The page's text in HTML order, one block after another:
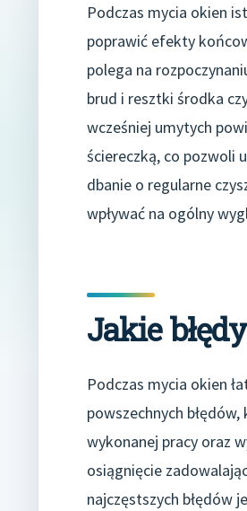
Podczas mycia okien
poprawić efekty
polega na
brud i resztki środka
wcześniej umytych
ściereczką, co pozwoli
dbanie o regularne
wpływać na ogólny
Jakie
Podczas mycia okien
powszechnych
wykonanej pracy oraz
osiągnięcie
najczęstszych błędów